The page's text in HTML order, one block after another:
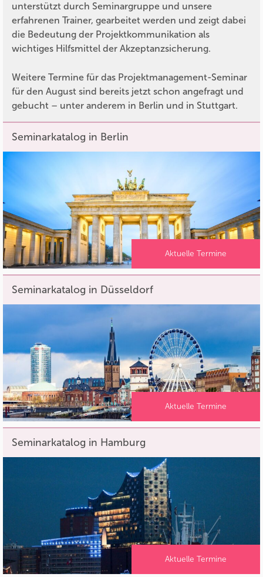
unterstützt durch Seminargruppe und unsere
erfahrenen Trainer, gearbeitet werden und zeigt dabei
die Bedeutung der Projektkommunikation als
wichtiges Hilfsmittel der Akzeptanzsicherung.
Weitere Termine für das Projektmanagement-Seminar
für den August sind bereits jetzt schon angefragt und
gebucht – unter anderem in Berlin und in Stuttgart.
Seminarkatalog in Berlin
Aktuelle Termine
Seminarkatalog in Düsseldorf
Aktuelle Termine
Seminarkatalog in Hamburg
Aktuelle Termine